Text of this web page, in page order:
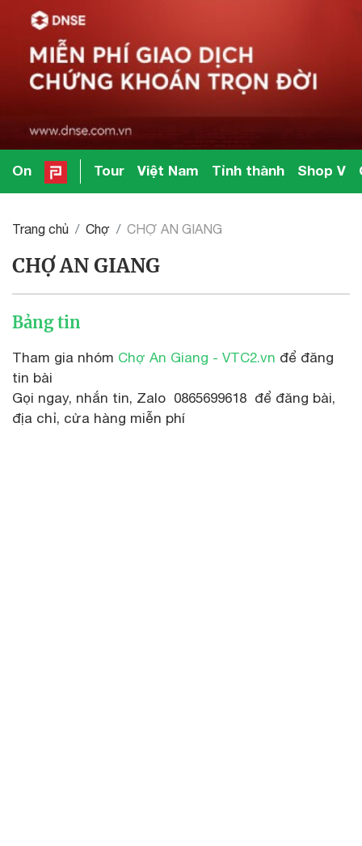
On Tour Việt Nam Tỉnh thành Shop V
Trang chủ Chợ CHỢ AN GIANG
CHỢ AN GIANG
Bảng tin
Tham gia nhóm Chợ An Giang - VTC2.vn để đăng
tin bài
Gọi ngay, nhắn tin, Zalo 0865699618 để đăng bài,
địa chỉ, cửa hàng miễn phí